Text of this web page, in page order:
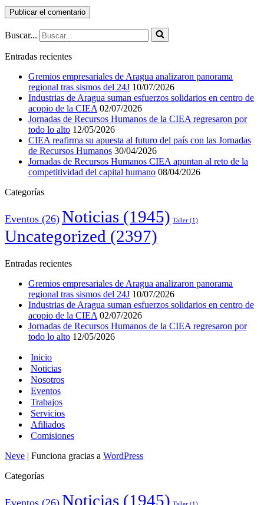
Buscar...
Entradas recientes
Gremios empresariales de Aragua analizaron panorama
regional tras sismos del 24J 10/07/2026
Industrias de Aragua suman esfuerzos solidarios en centro de
acopio de la CIEA 02/07/2026
Jornadas de Recursos Humanos de la CIEA regresaron por
todo lo alto 12/05/2026
CIEA reafirma su apuesta al futuro del país con las Jornadas
de Recursos Humanos 30/04/2026
Jornadas de Recursos Humanos CIEA apuntan al reto de la
competitividad del capital humano 08/04/2026
Categorías
Eventos (26) Noticias (1945) Taller (1)
Uncategorized (2397)
Entradas recientes
Gremios empresariales de Aragua analizaron panorama
regional tras sismos del 24J 10/07/2026
Industrias de Aragua suman esfuerzos solidarios en centro de
acopio de la CIEA 02/07/2026
Jornadas de Recursos Humanos de la CIEA regresaron por
todo lo alto 12/05/2026
Inicio
Noticias
Nosotros
Eventos
Trabajos
Servicios
Afiliados
Comisiones
Neve | Funciona gracias a WordPress
Categorías
Eventos (26) Noticias (1945)